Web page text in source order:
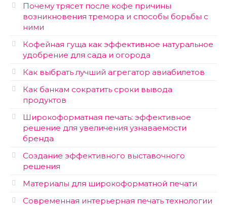
Почему трясет после кофе причины
возникновения тремора и способы борьбы с
ними
Кофейная гуща как эффективное натуральное
удобрение для сада и огорода
Как выбрать лучший агрегатор авиабилетов
Как банкам сократить сроки вывода
продуктов
Широкоформатная печать: эффективное
решение для увеличения узнаваемости
бренда
Создание эффективного выставочного
решения
Материалы для широкоформатной печати
Современная интерьерная печать технологии